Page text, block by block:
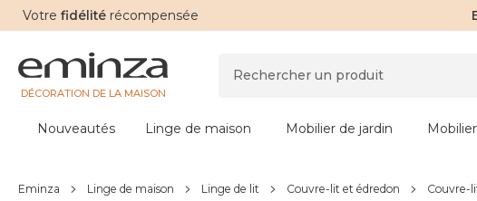
Votre fidélité récompensée
DÉCORATION DE LA MAISON
Nouveautés Linge de maison Mobilier de jardin
Eminza Linge de maison Linge de lit Couvre-lit et édredon Couvre-